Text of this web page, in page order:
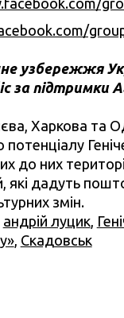
узбережжя
за
Харкова та
до них
дадуть
змін.
андрій луцик,
, Скадовськ